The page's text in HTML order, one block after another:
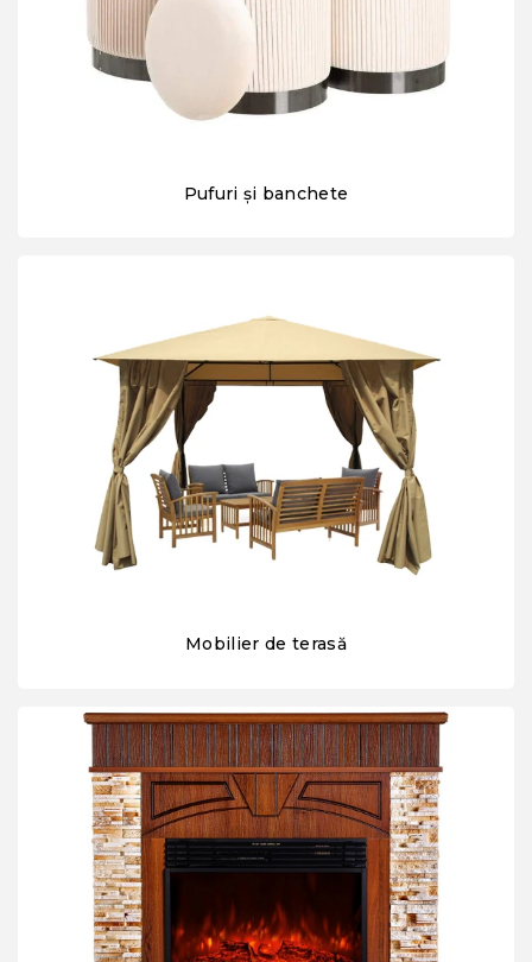
Pufuri și banchete
Mobilier de terasă